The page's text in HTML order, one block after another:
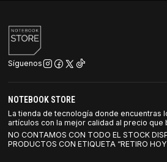
Síguenos
NOTEBOOK STORE
La tienda de tecnología donde encuentras
artículos con la mejor calidad al precio que
NO CONTAMOS CON TODO EL STOCK
PRODUCTOS CON ETIQUETA “RETIRO